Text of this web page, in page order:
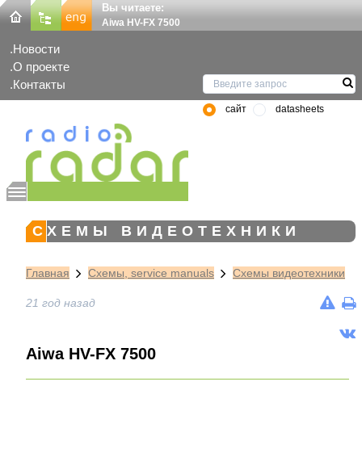
Вы читаете:
Aiwa HV-FX 7500
Новости
О проекте
Контакты
сайт datasheets
СХЕМЫ ВИДЕОТЕХНИКИ
Главная Схемы, service manuals Схемы видеотехники
21 год назад
Aiwa HV-FX 7500